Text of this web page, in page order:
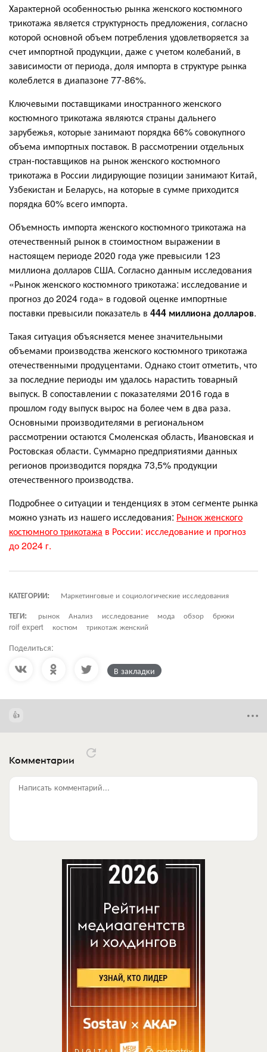
Характерной особенностью рынка женского костюмного
трикотажа является структурность предложения, согласно
которой основной объем потребления удовлетворяется за
счет импортной продукции, даже с учетом колебаний, в
зависимости от периода, доля импорта в структуре рынка
колеблется в диапазоне 77-86%.
Ключевыми поставщиками иностранного женского
костюмного трикотажа являются страны дальнего
зарубежья, которые занимают порядка 66% совокупного
объема импортных поставок. В рассмотрении отдельных
стран-поставщиков на рынок женского костюмного
трикотажа в России лидирующие позиции занимают Китай,
Узбекистан и Беларусь, на которые в сумме приходится
порядка 60% всего импорта.
Объемность импорта женского костюмного трикотажа на
отечественный рынок в стоимостном выражении в
настоящем периоде 2020 года уже превысили 123
миллиона долларов США. Согласно данным исследования
«Рынок женского костюмного трикотажа: исследование и
прогноз до 2024 года» в годовой оценке импортные
поставки превысили показатель в 444 миллиона долларов.
Такая ситуация объясняется менее значительными
объемами производства женского костюмного трикотажа
отечественными продуцентами. Однако стоит отметить, что
за последние периоды им удалось нарастить товарный
выпуск. В сопоставлении с показателями 2016 года в
прошлом году выпуск вырос на более чем в два раза.
Основными производителями в региональном
рассмотрении остаются Смоленская область, Ивановская и
Ростовская области. Суммарно предприятиями данных
регионов производится порядка 73,5% продукции
отечественного производства.
Подробнее о ситуации и тенденциях в этом сегменте рынка
можно узнать из нашего исследования: Рынок женского
костюмного трикотажа в России: исследование и прогноз
до 2024 г.
КАТЕГОРИИ:
Маркетинговые и социологические исследования
ТЕГИ:
рынок Анализ исследование мода обзор
брюки
roif expert
костюм трикотаж женский
Поделиться:
В закладки
Комментарии
Написать комментарий...